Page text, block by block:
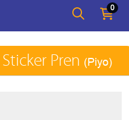
0
Pren (Piyo)